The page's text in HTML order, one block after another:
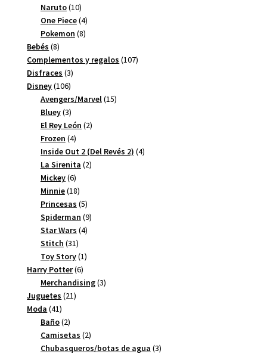
Naruto 1010
productos
One Piece 44
productos
Pokemon 88
Bebés 88
productos
Complementos y regalos 107107
Disfraces 33
Disney 106106
productos
Avengers/Marvel 1515
Bluey 33
productos
El Rey León 22
Frozen 44
productos
Inside Out 2 (Del Revés 2) 44
La Sirenita 22
Mickey 66
productos
Minnie 1818
productos
Princesas 55
productos
Spiderman 99
Star Wars 44
Stitch 3131
productos
Toy Story 11
Harry Potter 66
productos
Merchandising 33
Juguetes 2121
Moda 4141
productos
Baño 22
productos
Camisetas 22
productos
Chubasqueros/botas de agua 33